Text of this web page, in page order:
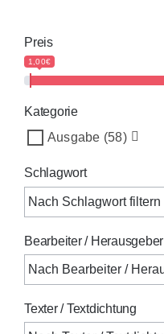
Preis
1,00€
Kategorie
Ausgabe (58)
Schlagwort
Bearbeiter / Herausgeber
Texter / Textdichtung